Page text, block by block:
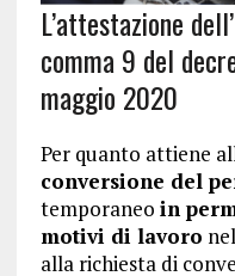
L’attestazione
comma 9 del
maggio 2020
Per quanto attiene
conversione del
temporaneo in
motivi di lavoro
alla richiesta di